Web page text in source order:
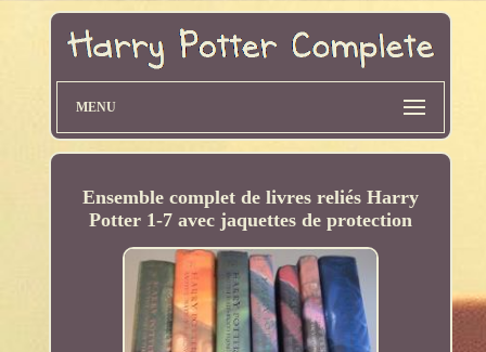
MENU
Ensemble complet de livres reliés Harry
Potter 1-7 avec jaquettes de protection